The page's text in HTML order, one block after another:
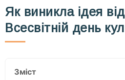
Як виникла ідея
Всесвітній день
Зміст